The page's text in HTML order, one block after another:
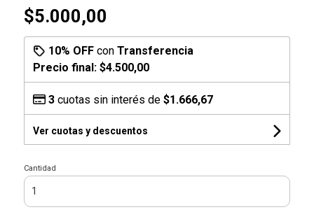
$5.000,00
10% OFFcon Transferencia
Precio final: $4.500,00
3cuotas sin interés de $1.666,67
Ver cuotas y descuentos
Cantidad